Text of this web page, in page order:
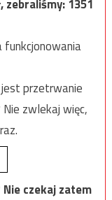
zebraliśmy:1351
przetrwanie
zwlekaj więc,
czekaj zatem